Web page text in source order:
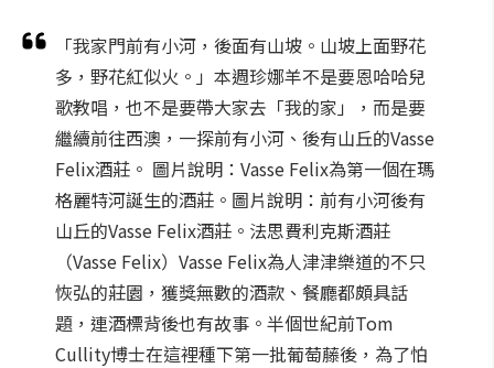
「我家門前有小河，後面有山坡。山坡上面野花
多，野花紅似火。」本週珍娜羊不是要恩哈哈兒
歌教唱，也不是要帶大家去「我的家」，而是要
繼續前往西澳，一探前有小河、後有山丘的Vasse
Felix酒莊。 圖片說明：Vasse Felix為第一個在瑪
格麗特河誕生的酒莊。圖片說明：前有小河後有
山丘的Vasse Felix酒莊。法思費利克斯酒莊
（Vasse Felix）Vasse Felix為人津津樂道的不只
恢弘的莊園，獲獎無數的酒款、餐廳都頗具話
題，連酒標背後也有故事。半個世紀前Tom
Cullity博士在這裡種下第一批葡萄藤後，為了怕